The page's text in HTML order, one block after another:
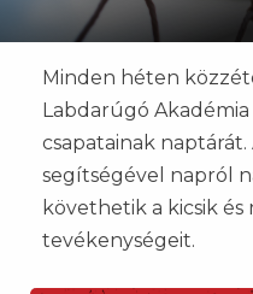
Minden héten
Labdarúgó Akadémia
csapatainak
segítségével napról
követhetik a kicsik
tevékenységeit.